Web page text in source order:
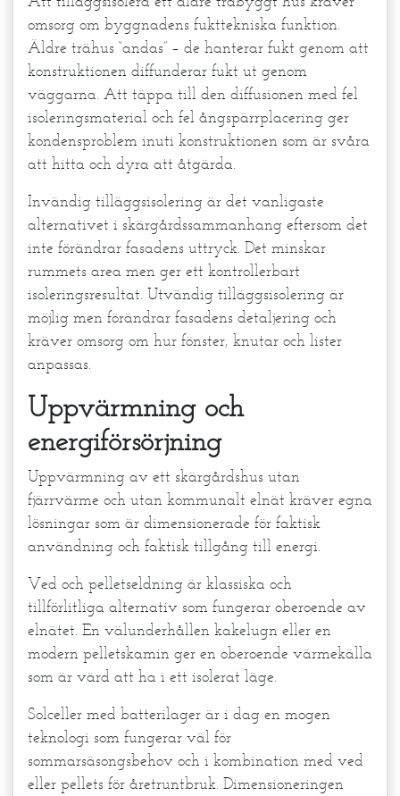
omsorg om byggnadens fukttekniska funktion.
Äldre trähus “andas” – de hanterar fukt genom att
konstruktionen diffunderar fukt ut genom
väggarna. Att täppa till den diffusionen med fel
isoleringsmaterial och fel ångspärrplacering ger
kondensproblem inuti konstruktionen som är svåra
att hitta och dyra att åtgärda.
Invändig tilläggsisolering är det vanligaste
alternativet i skärgårdssammanhang eftersom det
inte förändrar fasadens uttryck. Det minskar
rummets area men ger ett kontrollerbart
isoleringsresultat. Utvändig tilläggsisolering är
möjlig men förändrar fasadens detaljering och
kräver omsorg om hur fönster, knutar och lister
anpassas.
Uppvärmning och
energiförsörjning
Uppvärmning av ett skärgårdshus utan
fjärrvärme och utan kommunalt elnät kräver egna
lösningar som är dimensionerade för faktisk
användning och faktisk tillgång till energi.
Ved och pelletseldning är klassiska och
tillförlitliga alternativ som fungerar oberoende av
elnätet. En välunderhållen kakelugn eller en
modern pelletskamin ger en oberoende värmekälla
som är värd att ha i ett isolerat läge.
Solceller med batterilager är i dag en mogen
teknologi som fungerar väl för
sommarsäsongsbehov och i kombination med ved
eller pellets för åretruntbruk. Dimensioneringen